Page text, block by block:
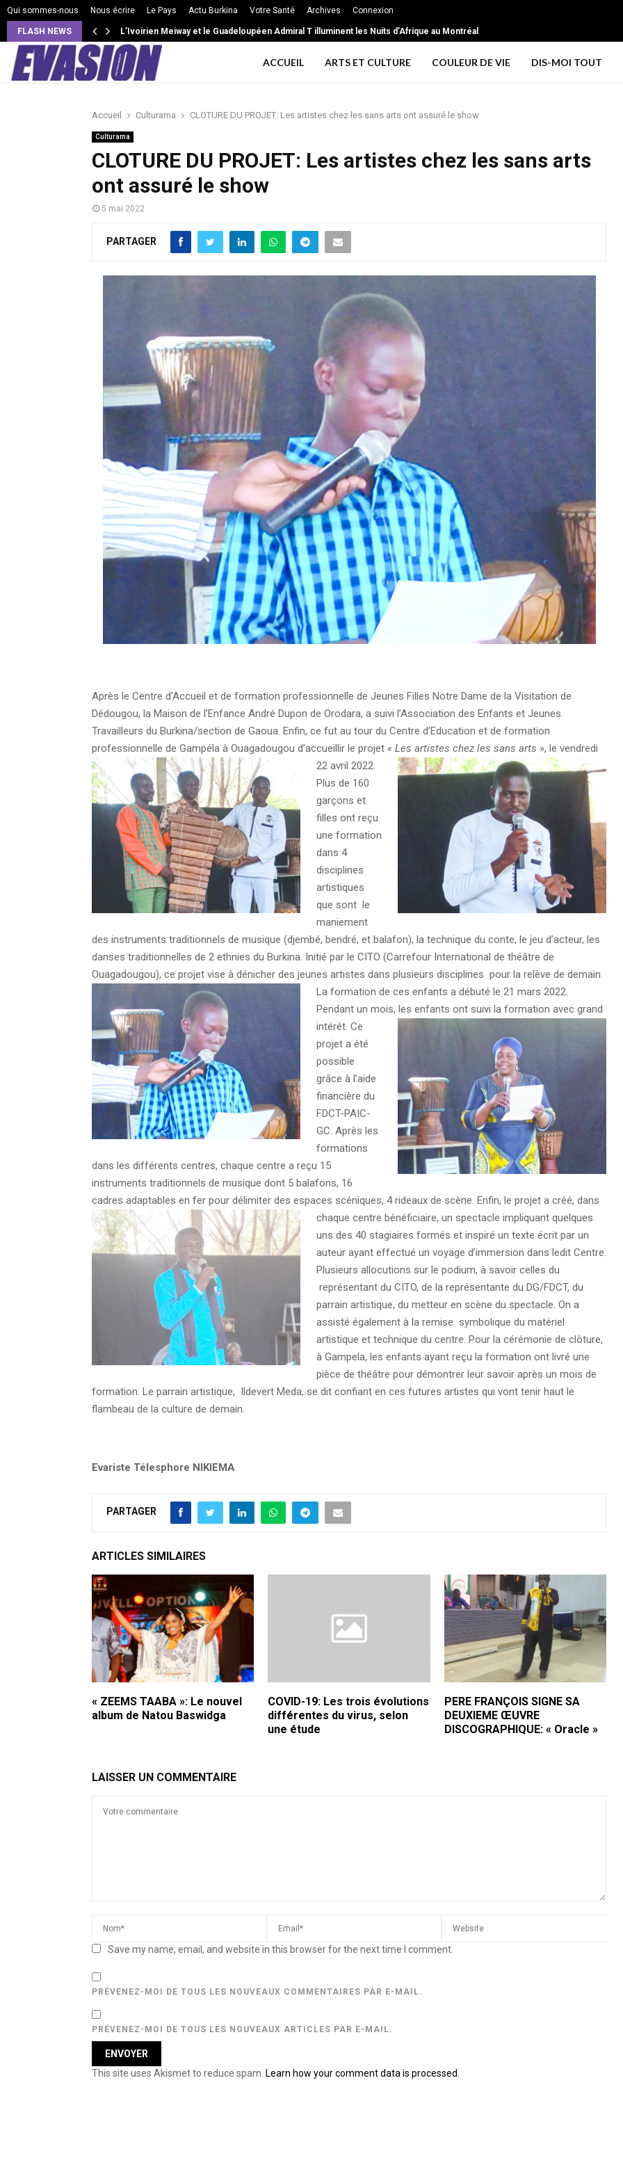
Qui sommes-nous Nous écrire Le Pays Actu Burkina Votre Santé Archives Connexion
FLASH NEWS L’Ivoirien Meiway et le Guadeloupéen Admiral T illuminent les Nuits d’Afrique au Montréal
ACCUEIL ARTS ET CULTURE COULEUR DE VIE DIS-MOI TOUT
Accueil Culturama CLOTURE DU PROJET: Les artistes chez les sans arts ont assuré le show
Culturama
CLOTURE DU PROJET: Les artistes chez les sans arts
ont assuré le show
5 mai 2022
PARTAGER
Après le Centre d’Accueil et de formation professionnelle de Jeunes Filles Notre Dame de la Visitation de
Dédougou, la Maison de l’Enfance André Dupon de Orodara, a suivi l’Association des Enfants et Jeunes
Travailleurs du Burkina/section de Gaoua. Enfin, ce fut au tour du Centre d’Education et de formation
professionnelle de Gampéla à Ouagadougou d’accueillir le projet « Les artistes chez les sans arts », le vendredi
22 avril 2022.
Plus de 160
garçons et
filles ont reçu
une formation
dans 4
disciplines
artistiques
que sont le
maniement
des instruments traditionnels de musique (djembé, bendré, et balafon), la technique du conte, le jeu d’acteur, les
danses traditionnelles de 2 ethnies du Burkina. Initié par le CITO (Carrefour International de théâtre de
Ouagadougou), ce projet vise à dénicher des jeunes artistes dans plusieurs disciplines pour la relève de demain.
La formation de ces enfants a débuté le 21 mars 2022.
Pendant un mois, les enfants ont suivi la formation avec grand
intérêt. Ce
projet a été
possible
grâce à l’aide
financière du
FDCT-PAIC-
GC. Après les
formations
dans les différents centres, chaque centre a reçu 15
instruments traditionnels de musique dont 5 balafons, 16
cadres adaptables en fer pour délimiter des espaces scéniques, 4 rideaux de scène. Enfin, le projet a créé, dans
chaque centre bénéficiaire, un spectacle impliquant quelques
uns des 40 stagiaires formés et inspiré un texte écrit par un
auteur ayant effectué un voyage d’immersion dans ledit Centre.
Plusieurs allocutions sur le podium, à savoir celles du
représentant du CITO, de la représentante du DG/FDCT, du
parrain artistique, du metteur en scène du spectacle. On a
assisté également à la remise symbolique du matériel
artistique et technique du centre. Pour la cérémonie de clôture,
à Gampela, les enfants ayant reçu la formation ont livré une
pièce de théâtre pour démontrer leur savoir après un mois de
formation. Le parrain artistique, Ildevert Meda, se dit confiant en ces futures artistes qui vont tenir haut le
flambeau de la culture de demain.
Evariste Télesphore NIKIEMA
PARTAGER
ARTICLES SIMILAIRES
« ZEEMS TAABA »: Le nouvel
album de Natou Baswidga
COVID-19: Les trois évolutions
différentes du virus, selon
une étude
PERE FRANÇOIS SIGNE SA
DEUXIEME ŒUVRE
DISCOGRAPHIQUE: « Oracle »
LAISSER UN COMMENTAIRE
Save my name, email, and website in this browser for the next time I comment.
PRÉVENEZ-MOI DE TOUS LES NOUVEAUX COMMENTAIRES PAR E-MAIL.
PRÉVENEZ-MOI DE TOUS LES NOUVEAUX ARTICLES PAR E-MAIL.
This site uses Akismet to reduce spam. Learn how your comment data is processed.